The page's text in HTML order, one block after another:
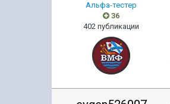
Альфа-тестер
36
402 публикации